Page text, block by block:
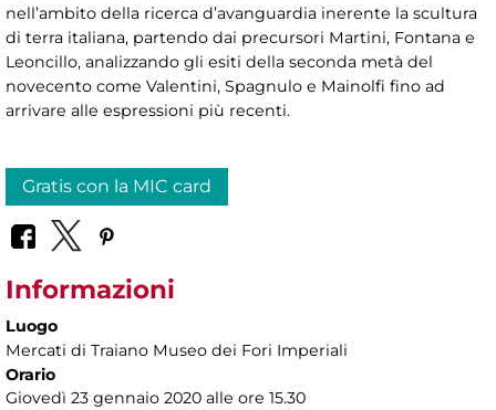
nell’ambito della ricerca d’avanguardia inerente la scultura
di terra italiana, partendo dai precursori Martini, Fontana e
Leoncillo, analizzando gli esiti della seconda metà del
novecento come Valentini, Spagnulo e Mainolfi fino ad
arrivare alle espressioni più recenti.
Gratis con la MIC card
Informazioni
Luogo
Mercati di Traiano Museo dei Fori Imperiali
Orario
Giovedì 23 gennaio 2020 alle ore 15.30